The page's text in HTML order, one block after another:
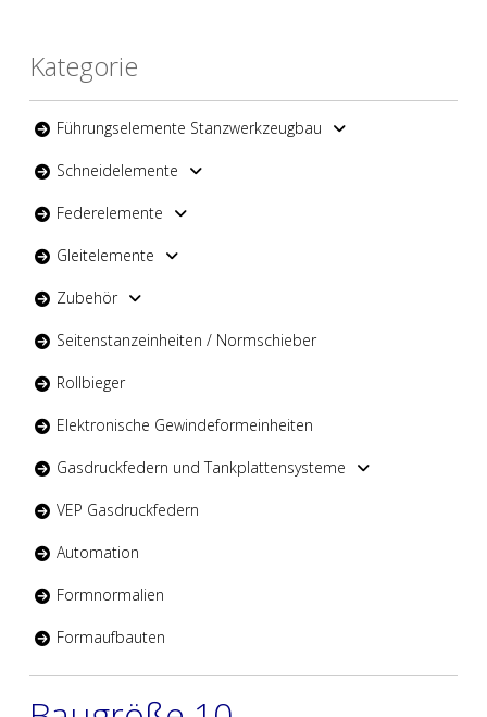
Kategorie
Führungselemente Stanzwerkzeugbau
Schneidelemente
Federelemente
Gleitelemente
Zubehör
Seitenstanzeinheiten / Normschieber
Rollbieger
Elektronische Gewindeformeinheiten
Gasdruckfedern und Tankplattensysteme
VEP Gasdruckfedern
Automation
Formnormalien
Formaufbauten